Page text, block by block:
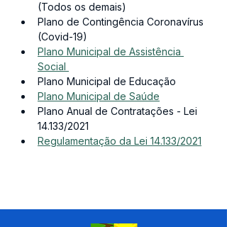
(Todos os demais)
Plano de Contingência Coronavírus
(Covid-19)
Plano Municipal de Assistência
Social
Plano Municipal de Educação
Plano Municipal de Saúde
Plano Anual de Contratações - Lei
14.133/2021
Regulamentação da Lei 14.133/2021